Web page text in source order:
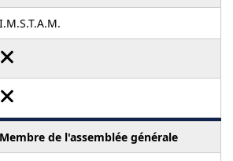
I.M.S.T.A.M.
Membre de l'assemblée générale